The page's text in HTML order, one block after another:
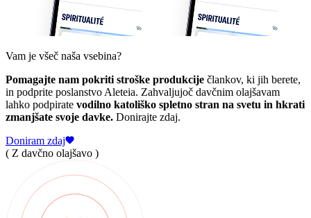
Vam je všeč naša vsebina?
Pomagajte nam pokriti stroške produkcije člankov, ki jih berete,
in podprite poslanstvo Aleteia. Zahvaljujoč davčnim olajšavam
lahko podpirate vodilno katoliško spletno stran na svetu in hkrati
zmanjšate svoje davke. Donirajte zdaj.
Doniram zdaj
( Z davčno olajšavo )